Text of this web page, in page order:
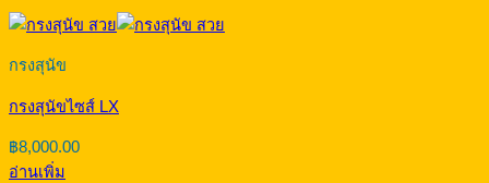
กรงสุนัข
กรงสุนัขไซส์ LX
฿8,000.00
อ่านเพิ่ม